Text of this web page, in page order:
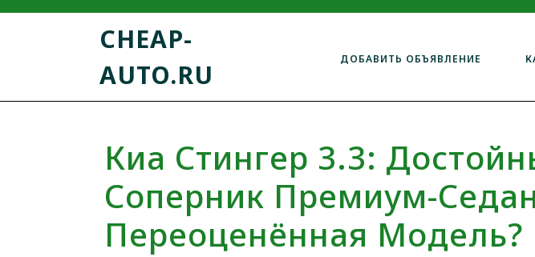
CHEAP-
AUTO.RU
ДОБАВИТЬ ОБЪЯВЛЕНИЕ
Киа Стингер 3.3:
Соперник Премиум-
Переоценённая Модель?